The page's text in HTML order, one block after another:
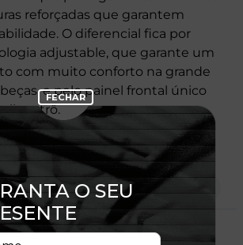
reforçadas que garantem
O diferencial fica por
adjustable, que garante um
com muito conforto na grande
e pelo painel frontal único
retrô.